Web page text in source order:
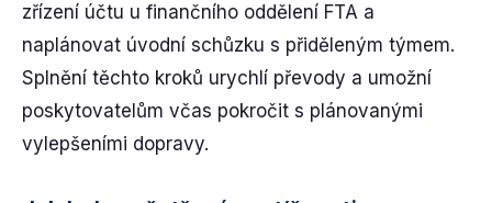
zřízení účtu u finančního oddělení FTA a
naplánovat úvodní schůzku s přiděleným týmem.
Splnění těchto kroků urychlí převody a umožní
poskytovatelům včas pokročit s plánovanými
vylepšeními dopravy.